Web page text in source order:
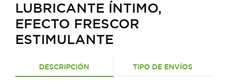
LUBRICANTE ÍNTIMO,
EFECTO FRESCOR
ESTIMULANTE
DESCRIPCIÓN TIPO DE ENVÍOS